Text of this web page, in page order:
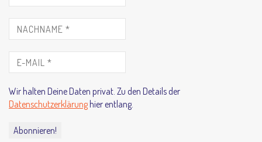
Wir halten Deine Daten privat. Zu den Details der
Datenschutzerklärung hier entlang.